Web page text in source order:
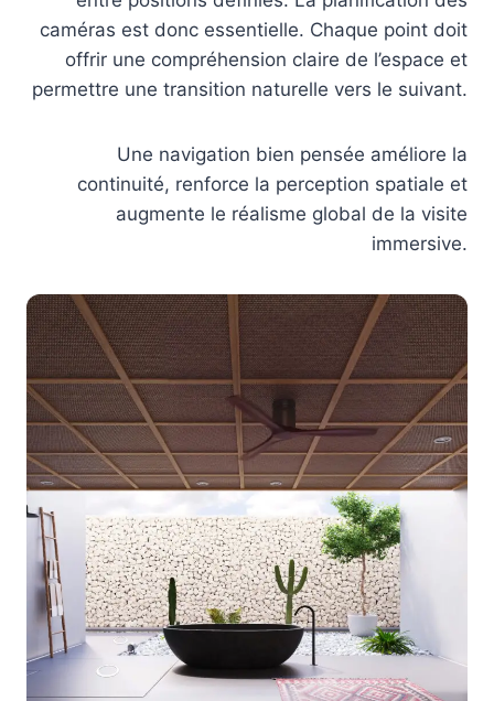
caméras est donc essentielle. Chaque point doit
offrir une compréhension claire de l’espace et
permettre une transition naturelle vers le suivant.
Une navigation bien pensée améliore la
continuité, renforce la perception spatiale et
augmente le réalisme global de la visite
immersive.